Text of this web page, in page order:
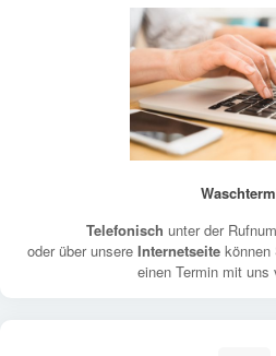
Telefonisch unter der
oder über unsere Internetseite können
einen Termin mit uns